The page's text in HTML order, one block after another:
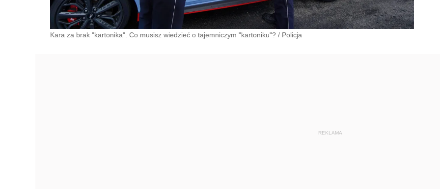
Kara za brak "kartonika". Co musisz wiedzieć o tajemniczym "kartoniku"? / Policja